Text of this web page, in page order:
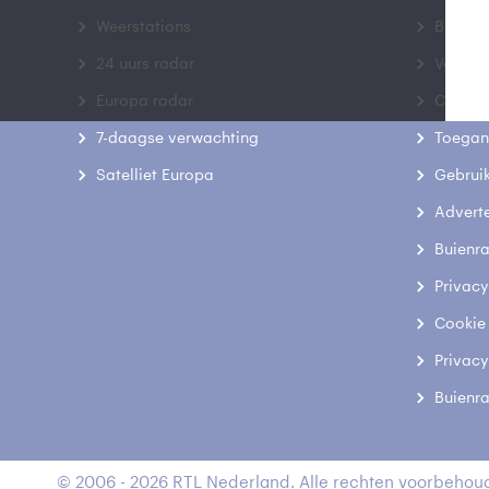
Weerstations
24 uurs radar
Europa radar
7-daagse verwachting
Satelliet Europa
Contact
© 2006 - 2026 RTL Nederland. Alle rechten